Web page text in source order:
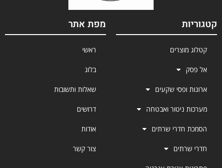
קטגוריות
קטלוג מוצרים
אל פסק
ארונות ופסי שקעים
מערכות ניטור ואבטחה
הסמכת חדרי שרתים
חדרי שרתים
מפת אתר
ראשי
בלוג
שאלות ותשובות
דרושים
אודות
צור קשר